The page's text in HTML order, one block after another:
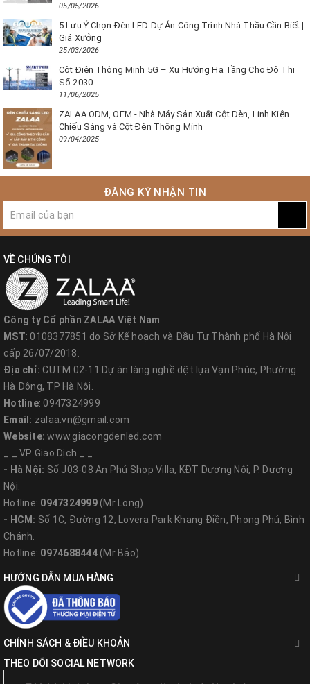
05/05/2026
5 Lưu Ý Chọn Đèn LED Dự Án Công Trình Nhà Thầu Cần Biết |
Giá Xưởng
25/03/2026
Cột Điện Thông Minh 5G – Xu Hướng Hạ Tầng Cho Đô Thị
Số 2030
11/06/2025
ZALAA ODM, OEM - Nhà Máy Sản Xuất Cột Đèn, Linh Kiện
Chiếu Sáng và Cột Đèn Thông Minh
09/04/2025
ĐĂNG KÝ NHẬN TIN
VỀ CHÚNG TÔI
Công ty Cổ phần ZALAA Việt Nam
MST: 0108377851 do Sở Kế hoạch và Đầu Tư Thành phố Hà Nội
cấp 26/07/2018.
Địa chỉ: CUTM 02-11 Dự án làng nghề dệt lụa Vạn Phúc, Phường
Hà Đông, TP Hà Nội.
Hotline: 0947324999
Email: zalaa.vn@gmail.com
Website:www.giacongdenled.com
_ _ VP Giao Dịch _ _
- Hà Nội: Số J03-08 An Phú Shop Villa, KĐT Dương Nội, P. Dương
Nội.
Hotline: 0947324999(Mr Long)
- HCM: Số 1C, Đường 12, Lovera Park Khang Điền, Phong Phú, Bình
Chánh.
Hotline: 0974688444(Mr Bảo)
HƯỚNG DẪN MUA HÀNG
CHÍNH SÁCH & ĐIỀU KHOẢN
THEO DÕI SOCIAL NETWORK